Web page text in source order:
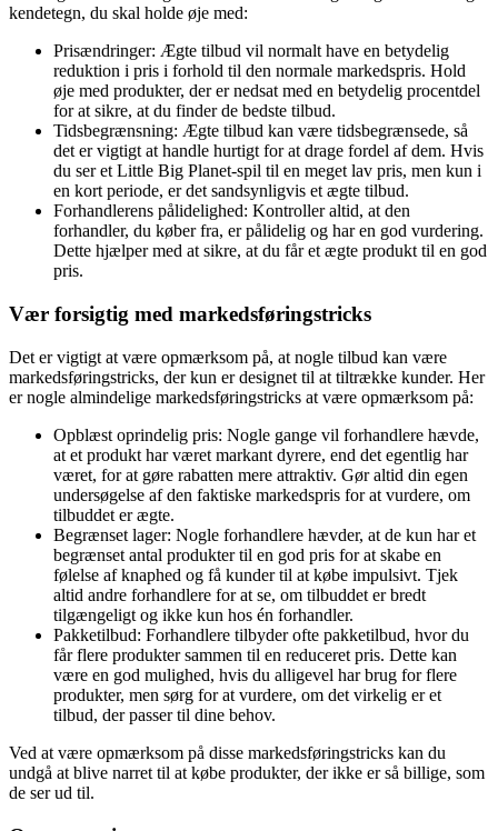
kendetegn, du skal holde øje med:
Prisændringer: Ægte tilbud vil normalt have en betydelig
reduktion i pris i forhold til den normale markedspris. Hold
øje med produkter, der er nedsat med en betydelig procentdel
for at sikre, at du finder de bedste tilbud.
Tidsbegrænsning: Ægte tilbud kan være tidsbegrænsede, så
det er vigtigt at handle hurtigt for at drage fordel af dem. Hvis
du ser et Little Big Planet-spil til en meget lav pris, men kun i
en kort periode, er det sandsynligvis et ægte tilbud.
Forhandlerens pålidelighed: Kontroller altid, at den
forhandler, du køber fra, er pålidelig og har en god vurdering.
Dette hjælper med at sikre, at du får et ægte produkt til en god
pris.
Vær forsigtig med markedsføringstricks
Det er vigtigt at være opmærksom på, at nogle tilbud kan være
markedsføringstricks, der kun er designet til at tiltrække kunder. Her
er nogle almindelige markedsføringstricks at være opmærksom på:
Opblæst oprindelig pris: Nogle gange vil forhandlere hævde,
at et produkt har været markant dyrere, end det egentlig har
været, for at gøre rabatten mere attraktiv. Gør altid din egen
undersøgelse af den faktiske markedspris for at vurdere, om
tilbuddet er ægte.
Begrænset lager: Nogle forhandlere hævder, at de kun har et
begrænset antal produkter til en god pris for at skabe en
følelse af knaphed og få kunder til at købe impulsivt. Tjek
altid andre forhandlere for at se, om tilbuddet er bredt
tilgængeligt og ikke kun hos én forhandler.
Pakketilbud: Forhandlere tilbyder ofte pakketilbud, hvor du
får flere produkter sammen til en reduceret pris. Dette kan
være en god mulighed, hvis du alligevel har brug for flere
produkter, men sørg for at vurdere, om det virkelig er et
tilbud, der passer til dine behov.
Ved at være opmærksom på disse markedsføringstricks kan du
undgå at blive narret til at købe produkter, der ikke er så billige, som
de ser ud til.